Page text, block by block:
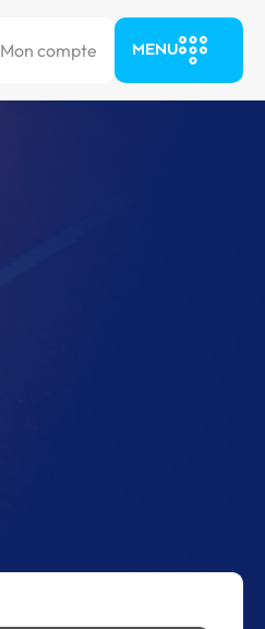
Mon compte MENU